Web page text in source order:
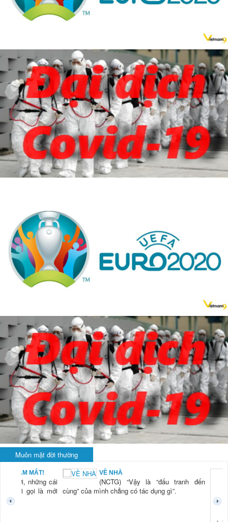
Muôn mặt đời thường
NAM MẤT!
“Xời, những cái
mới gọi là mới
VỀ NHÀ
(NCTG) “Vậy là “đấu tranh đến
cùng” của mình chẳng có tác dụng gì”.